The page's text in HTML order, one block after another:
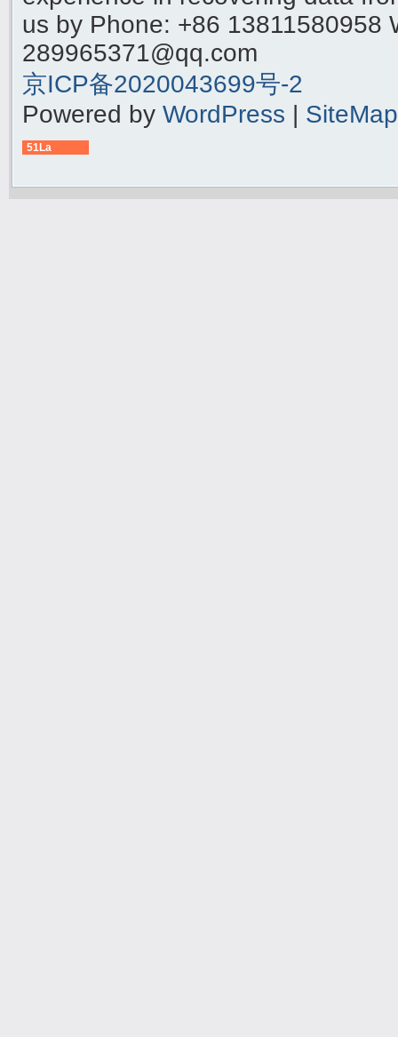
us by Phone: +86 13811580958
289965371@qq.com
京ICP备2020043699号-2
Powered by WordPress | SiteMap
51La